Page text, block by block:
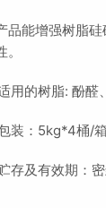
品能增强树脂
。
用的树脂: 酚醛
装：5kg*4桶/箱
存及有效期：密